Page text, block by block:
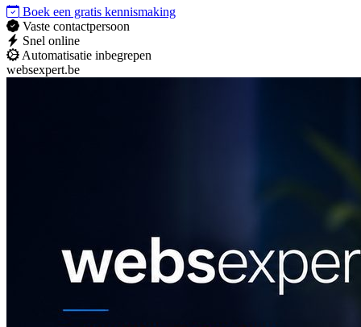
Boek een gratis kennismaking
Vaste contactpersoon
Snel online
Automatisatie inbegrepen
websexpert.be